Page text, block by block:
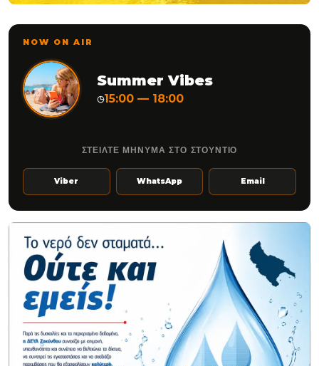
NOW ON AIR
Summer Vibes
◷15:00 — 18:00
ΣΤΕΙΛΤΕ ΜΗΝΥΜΑ ΣΤΟ ΣΤΟΥΝΤΙΟ
Viber WhatsApp Email